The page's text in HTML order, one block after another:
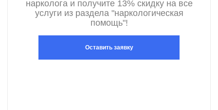
нарколога и получите 13% скидку на все
услуги из раздела "наркологическая
помощь"!
Оставить заявку